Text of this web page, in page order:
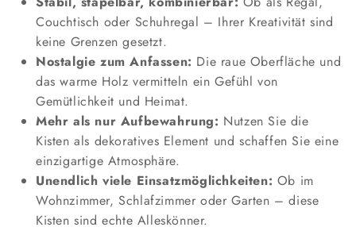
Couchtisch oder Schuhregal – Ihrer Kreativität sind
keine Grenzen gesetzt.
Nostalgie zum Anfassen: Die raue Oberfläche und
das warme Holz vermitteln ein Gefühl von
Gemütlichkeit und Heimat.
Mehr als nur Aufbewahrung: Nutzen Sie die
Kisten als dekoratives Element und schaffen Sie eine
einzigartige Atmosphäre.
Unendlich viele Einsatzmöglichkeiten: Ob im
Wohnzimmer, Schlafzimmer oder Garten – diese
Kisten sind echte Alleskönner.